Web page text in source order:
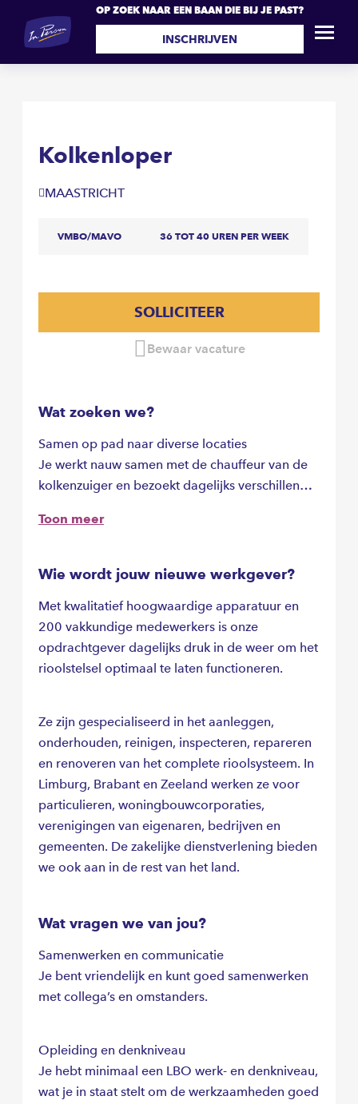
OP ZOEK NAAR EEN BAAN DIE BIJ JE PAST?
INSCHRIJVEN
Kolkenloper
MAASTRICHT
VMBO/MAVO 36 TOT 40 UREN PER WEEK
SOLLICITEER
Bewaar vacature
Wat zoeken we?
Samen op pad naar diverse locaties
Je werkt nauw samen met de chauffeur van de
kolkenzuiger en bezoekt dagelijks verschillende
Toon meer
Wie wordt jouw nieuwe werkgever?
Met kwalitatief hoogwaardige apparatuur en
200 vakkundige medewerkers is onze
opdrachtgever dagelijks druk in de weer om het
rioolstelsel optimaal te laten functioneren.
Ze zijn gespecialiseerd in het aanleggen,
onderhouden, reinigen, inspecteren, repareren
en renoveren van het complete rioolsysteem. In
Limburg, Brabant en Zeeland werken ze voor
particulieren, woningbouwcorporaties,
verenigingen van eigenaren, bedrijven en
gemeenten. De zakelijke dienstverlening bieden
we ook aan in de rest van het land.
Wat vragen we van jou?
Samenwerken en communicatie
Je bent vriendelijk en kunt goed samenwerken
met collega’s en omstanders.
Opleiding en denkniveau
Je hebt minimaal een LBO werk- en denkniveau,
wat je in staat stelt om de werkzaamheden goed
Kolkenloper SOLLICITEER